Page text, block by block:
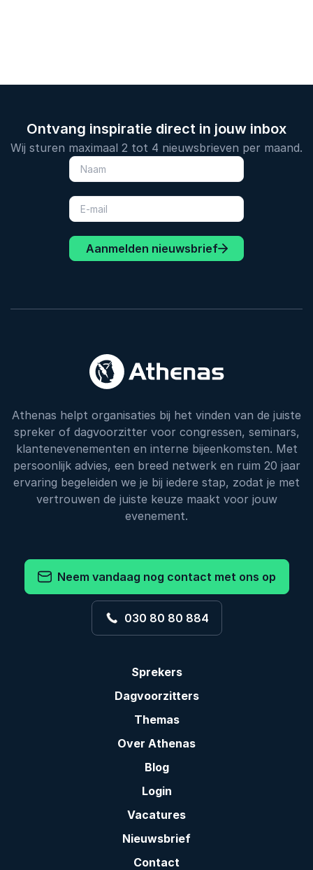
Ontvang inspiratie direct in jouw inbox
Wij sturen maximaal 2 tot 4 nieuwsbrieven per maand.
Aanmelden nieuwsbrief
Athenas helpt organisaties bij het vinden van de juiste
spreker of dagvoorzitter voor congressen, seminars,
klantenevenementen en interne bijeenkomsten. Met
persoonlijk advies, een breed netwerk en ruim 20 jaar
ervaring begeleiden we je bij iedere stap, zodat je met
vertrouwen de juiste keuze maakt voor jouw
evenement.
Neem vandaag nog contact met ons op
030 80 80 884
Sprekers
Dagvoorzitters
Themas
Over Athenas
Blog
Login
Vacatures
Nieuwsbrief
Contact